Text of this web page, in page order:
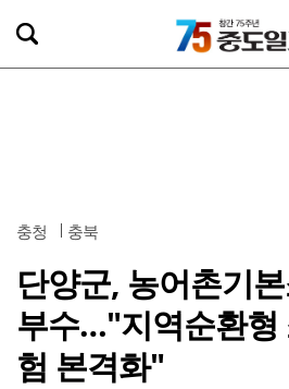
충청 충북
단양군, 농어촌기
부수…"지역순환형
험 본격화"